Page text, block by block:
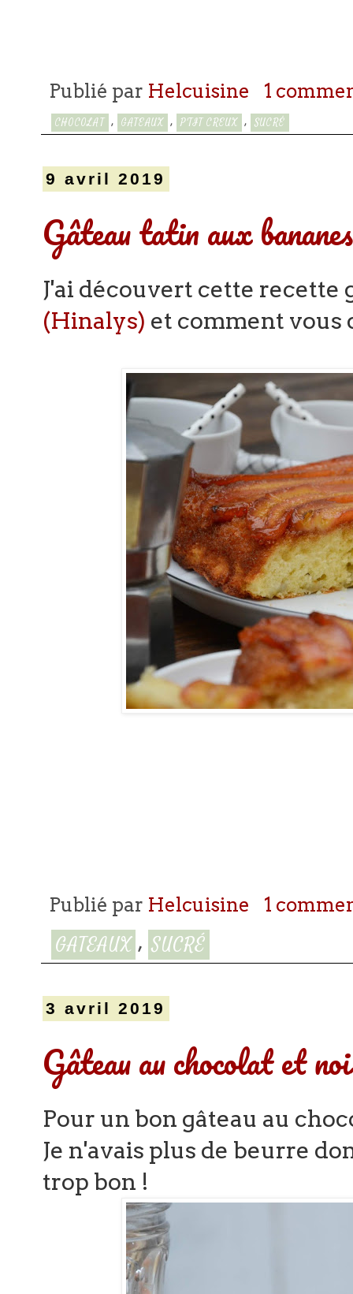
Publié par Helcuisine 1
CHOCOLAT , GATEAUX , P'TIT CREUX , SUCRÉ
9 avril 2019
Gâteau tatin aux bananes
J'ai découvert cette recette
(Hinalys) et comment vous
Publié par Helcuisine 1
GATEAUX , SUCRÉ
3 avril 2019
Gâteau au chocolat et
Pour un bon gâteau au
Je n'avais plus de beurre
trop bon !